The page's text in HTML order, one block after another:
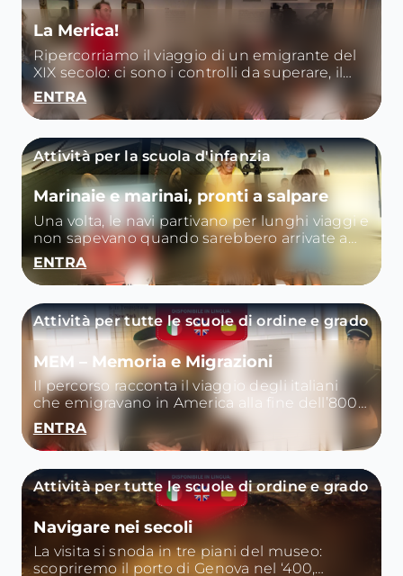
La Merica!
Ripercorriamo il viaggio di un emigrante del
XIX secolo: ci sono i controlli da superare, il
viaggio in nave, i compagni di viaggio, la vita a
bordo.
ENTRA
Attività per la scuola d'infanzia
Marinaie e marinai, pronti a salpare
Una volta, le navi partivano per lunghi viaggi e
non sapevano quando sarebbero arrivate a
destinazione.
ENTRA
Attività per tutte le scuole di ordine e grado
MEM – Memoria e Migrazioni
Il percorso racconta il viaggio degli italiani
che emigravano in America alla fine dell’800
e descrive poi l’Italia oggi, paese anche di
immigrazione.
ENTRA
Attività per tutte le scuole di ordine e grado
Navigare nei secoli
La visita si snoda in tre piani del museo:
scopriremo il porto di Genova nel ‘400,